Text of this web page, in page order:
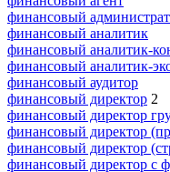
финансовый
финансовый аналитик
финансовый аналитик-
финансовый аналитик-
финансовый аудитор
финансовый директор 2
финансовый директор
финансовый директор
финансовый директор
финансовый директор с